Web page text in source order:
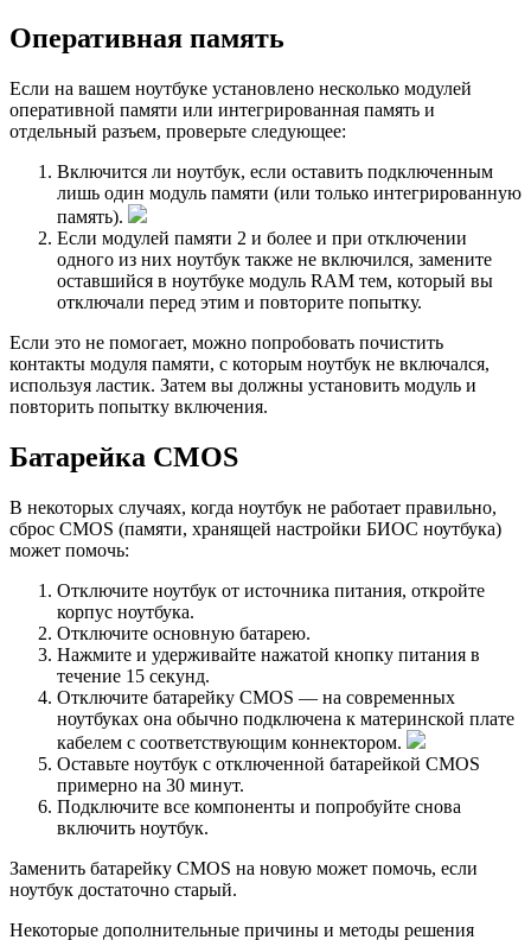
Оперативная память
Если на вашем ноутбуке установлено несколько модулей
оперативной памяти или интегрированная память и
отдельный разъем, проверьте следующее:
Включится ли ноутбук, если оставить подключенным
лишь один модуль памяти (или только интегрированную
память).
Если модулей памяти 2 и более и при отключении
одного из них ноутбук также не включился, замените
оставшийся в ноутбуке модуль RAM тем, который вы
отключали перед этим и повторите попытку.
Если это не помогает, можно попробовать почистить
контакты модуля памяти, с которым ноутбук не включался,
используя ластик. Затем вы должны установить модуль и
повторить попытку включения.
Батарейка CMOS
В некоторых случаях, когда ноутбук не работает правильно,
сброс CMOS (памяти, хранящей настройки БИОС ноутбука)
может помочь:
Отключите ноутбук от источника питания, откройте
корпус ноутбука.
Отключите основную батарею.
Нажмите и удерживайте нажатой кнопку питания в
течение 15 секунд.
Отключите батарейку CMOS — на современных
ноутбуках она обычно подключена к материнской плате
кабелем с соответствующим коннектором.
Оставьте ноутбук с отключенной батарейкой CMOS
примерно на 30 минут.
Подключите все компоненты и попробуйте снова
включить ноутбук.
Заменить батарейку CMOS на новую может помочь, если
ноутбук достаточно старый.
Некоторые дополнительные причины и методы решения